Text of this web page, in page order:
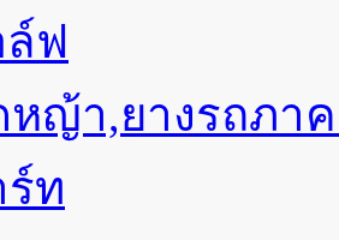
ฟ
หญ้า,ยางรถภา
ท